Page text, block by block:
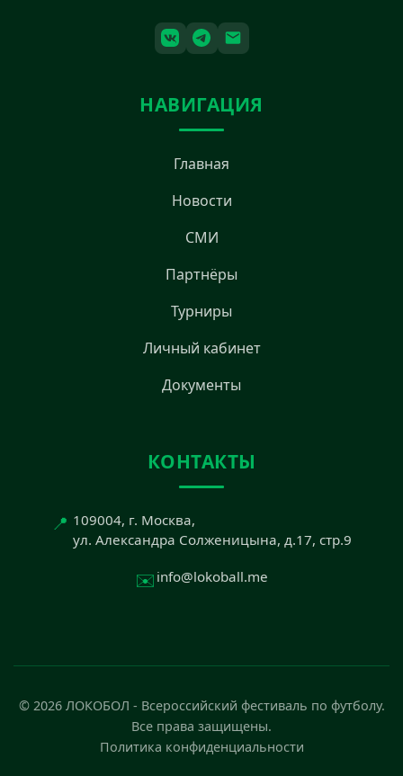
НАВИГАЦИЯ
Главная
Новости
СМИ
Партнёры
Турниры
Личный кабинет
Документы
КОНТАКТЫ
📍 109004, г. Москва,
ул. Александра Солженицына, д.17, стр.9
✉️ info@lokoball.me
© 2026 ЛОКОБОЛ - Всероссийский фестиваль по футболу.
Все права защищены.
Политика конфиденциальности